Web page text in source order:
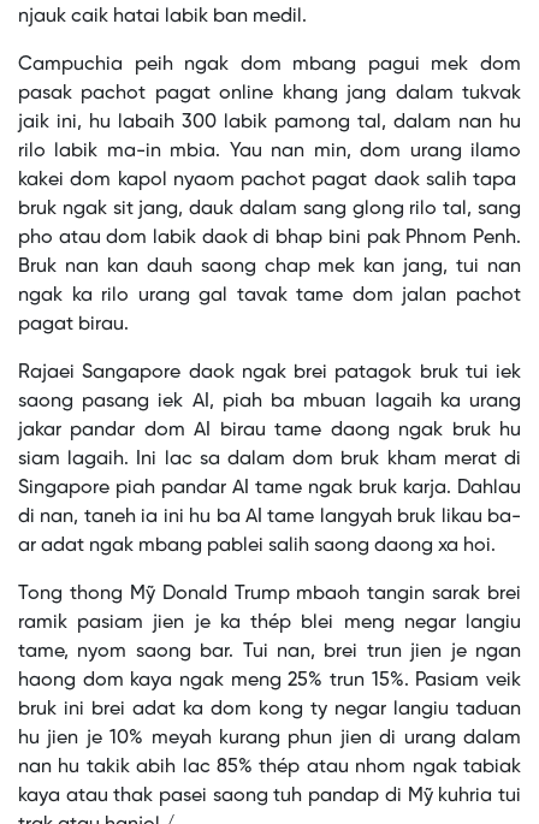
njauk caik hatai labik ban medil.
Campuchia peih ngak dom mbang pagui mek dom
pasak pachot pagat online khang jang dalam tukvak
jaik ini, hu labaih 300 labik pamong tal, dalam nan hu
rilo labik ma-in mbia. Yau nan min, dom urang ilamo
kakei dom kapol nyaom pachot pagat daok salih tapa
bruk ngak sit jang, dauk dalam sang glong rilo tal, sang
pho atau dom labik daok di bhap bini pak Phnom Penh.
Bruk nan kan dauh saong chap mek kan jang, tui nan
ngak ka rilo urang gal tavak tame dom jalan pachot
pagat birau.
Rajaei Sangapore daok ngak brei patagok bruk tui iek
saong pasang iek AI, piah ba mbuan lagaih ka urang
jakar pandar dom AI birau tame daong ngak bruk hu
siam lagaih. Ini lac sa dalam dom bruk kham merat di
Singapore piah pandar AI tame ngak bruk karja. Dahlau
di nan, taneh ia ini hu ba AI tame langyah bruk likau ba-
ar adat ngak mbang pablei salih saong daong xa hoi.
Tong thong Mỹ Donald Trump mbaoh tangin sarak brei
ramik pasiam jien je ka thép blei meng negar langiu
tame, nyom saong bar. Tui nan, brei trun jien je ngan
haong dom kaya ngak meng 25% trun 15%. Pasiam veik
bruk ini brei adat ka dom kong ty negar langiu taduan
hu jien je 10% meyah kurang phun jien di urang dalam
nan hu takik abih lac 85% thép atau nhom ngak tabiak
kaya atau thak pasei saong tuh pandap di Mỹ kuhria tui